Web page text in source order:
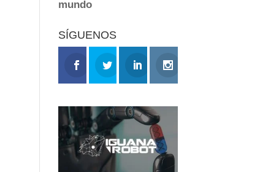
SÍGUENOS